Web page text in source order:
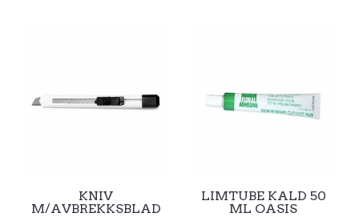
KNIV
M/AVBREKKSBLAD
LIMTUBE KALD 50
ML OASIS